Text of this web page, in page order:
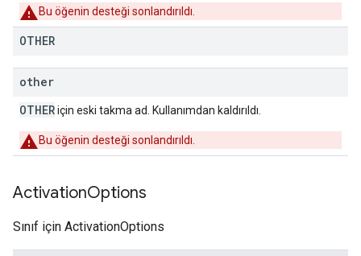
Bu öğenin desteği sonlandırıldı.
OTHER
other
OTHERiçin eski takma ad. Kullanımdan kaldırıldı.
Bu öğenin desteği sonlandırıldı.
ActivationOptions
Sınıf için ActivationOptions